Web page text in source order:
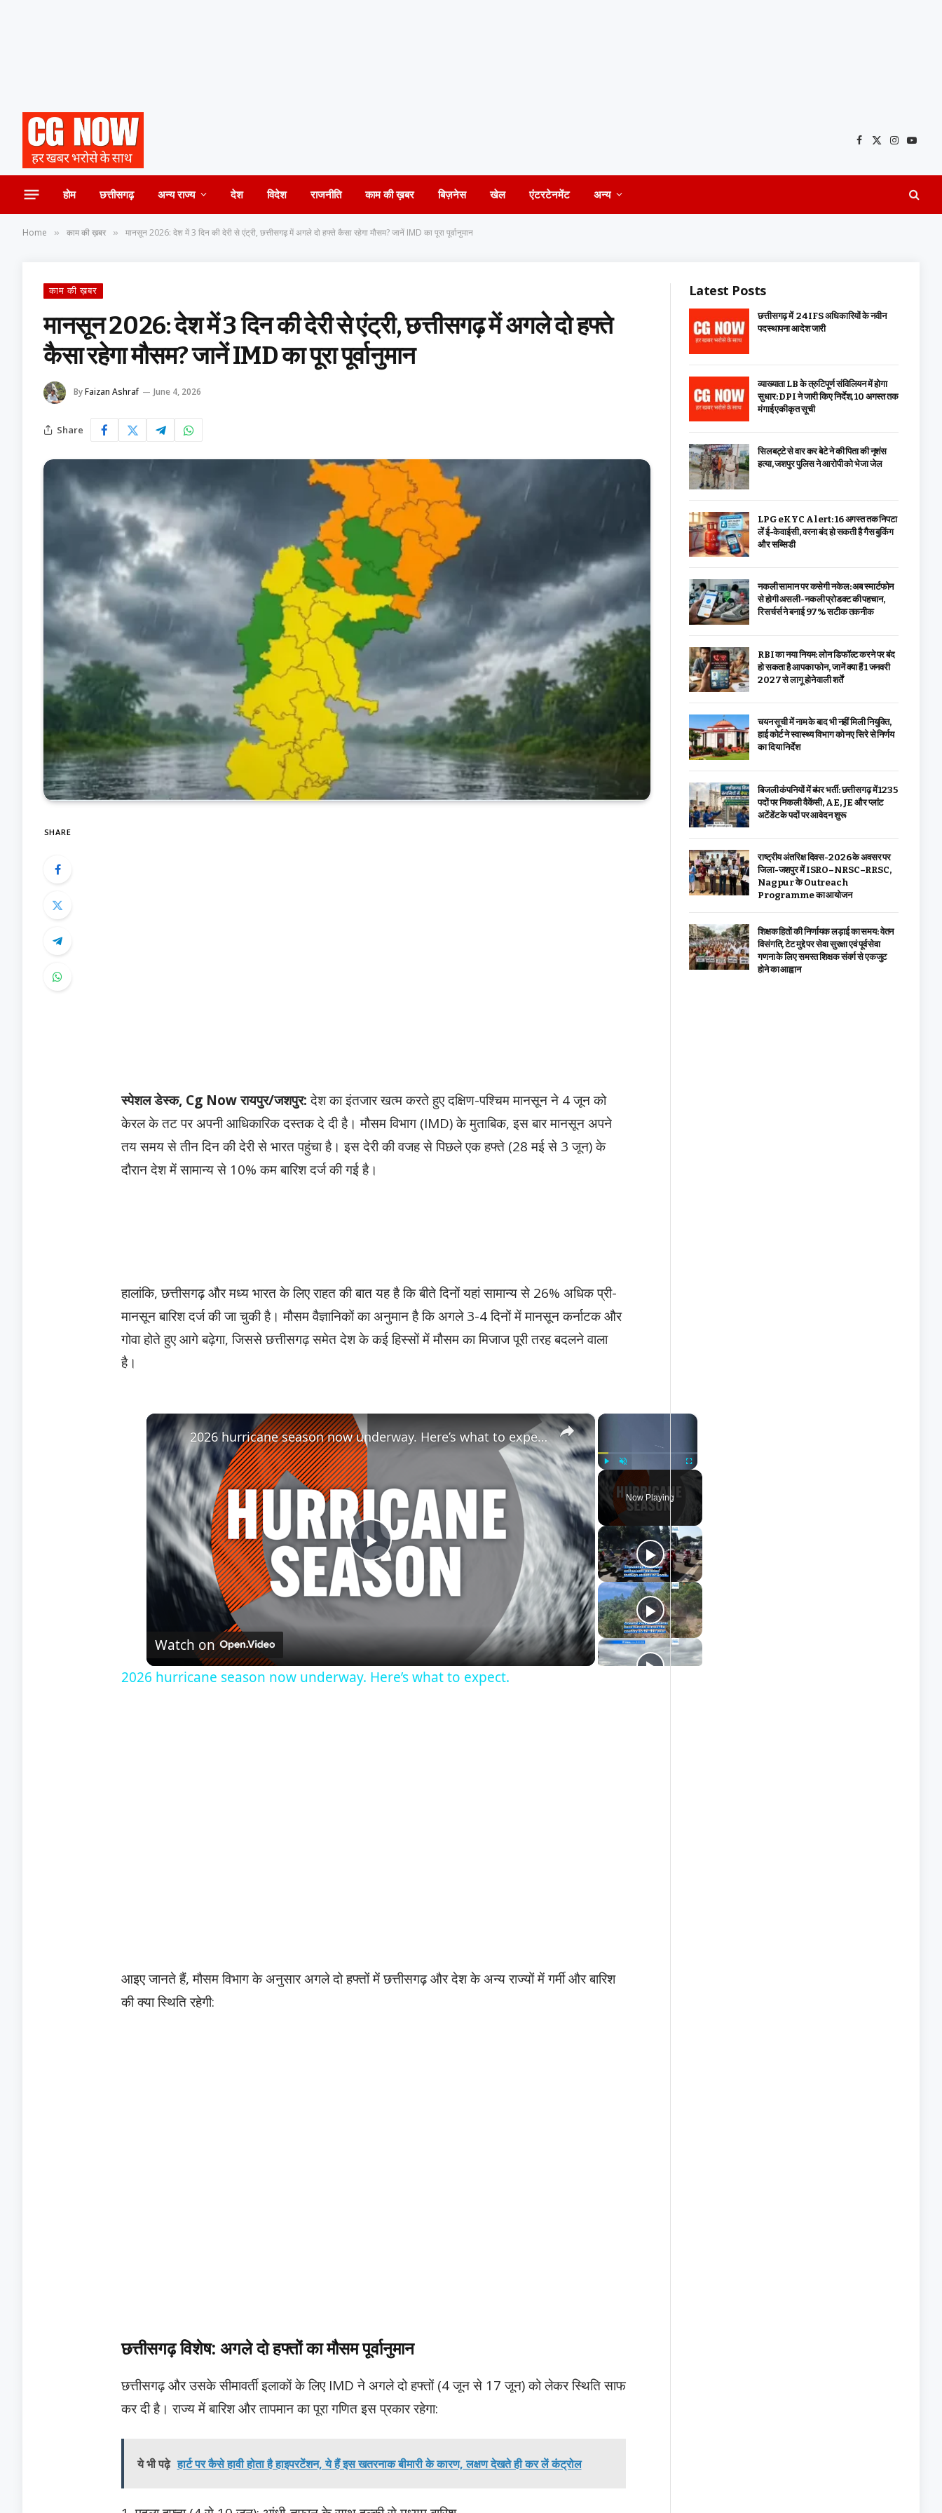
Facebook
X
Instagram
होम छत्तीसगढ़ अन्य राज्य देश विदेश राजनीति काम की ख़बर बिज़नेस खेल एंटरटेनमेंट अन्य
Home » काम की ख़बर » मानसून 2026: देश में 3 दिन की देरी से एंट्री, छत्तीसगढ़ में अगले दो हफ्ते कैसा रहेगा मौसम? जानें IMD का पूरा पूर्वानुमान
काम की ख़बर
मानसून 2026: देश में 3 दिन की देरी से एंट्री, छत्तीसगढ़ में अगले दो हफ्ते
कैसा रहेगा मौसम? जानें IMD का पूरा पूर्वानुमान
ByFaizan Ashraf June 4, 2026
Share
SHARE
स्पेशल डेस्क, Cg Nowरायपुर/जशपुर:देश का इंतजार खत्म करते हुए दक्षिण-पश्चिम मानसून ने 4 जून को
केरल के तट पर अपनी आधिकारिक दस्तक दे दी है। मौसम विभाग (IMD) के मुताबिक, इस बार मानसून अपने
तय समय से तीन दिन की देरी से भारत पहुंचा है। इस देरी की वजह से पिछले एक हफ्ते (28 मई से 3 जून) के
दौरान देश में सामान्य से 10% कम बारिश दर्ज की गई है।
​हालांकि, छत्तीसगढ़ और मध्य भारत के लिए राहत की बात यह है कि बीते दिनों यहां सामान्य से 26% अधिक प्री-
मानसून बारिश दर्ज की जा चुकी है। मौसम वैज्ञानिकों का अनुमान है कि अगले 3-4 दिनों में मानसून कर्नाटक और
गोवा होते हुए आगे बढ़ेगा, जिससे छत्तीसगढ़ समेत देश के कई हिस्सों में मौसम का मिजाज पूरी तरह बदलने वाला
है।
×
Play Unmute Fullscreen
Now Playing
×
Play
Video
2026 hurricane season now underway. Here’s what to expect.
Watch on
2026 hurricane season now underway. Here’s what to expect.
​आइए जानते हैं, मौसम विभाग के अनुसार अगले दो हफ्तों में छत्तीसगढ़ और देश के अन्य राज्यों में गर्मी और बारिश
की क्या स्थिति रहेगी:
​छत्तीसगढ़ विशेष: अगले दो हफ्तों का मौसम पूर्वानुमान
​छत्तीसगढ़ और उसके सीमावर्ती इलाकों के लिए IMD ने अगले दो हफ्तों (4 जून से 17 जून) को लेकर स्थिति साफ
कर दी है। राज्य में बारिश और तापमान का पूरा गणित इस प्रकार रहेगा:
ये भी पढ़े हार्ट पर कैसे हावी होता है हाइपरटेंशन, ये हैं इस खतरनाक बीमारी के कारण, लक्षण देखते ही कर लें कंट्रोल
Latest Posts
छत्तीसगढ़ में 24 IFS अधिकारियों के नवीन
पदस्थापना आदेश जारी
व्याख्याता LB के त्रुटिपूर्ण संविलियन में होगा
सुधार: DPI ने जारी किए निर्देश, 10 अगस्त तक
मंगाई एकीकृत सूची
सिलबट्टे से वार कर बेटे ने की पिता की नृशंस
हत्या, जशपुर पुलिस ने आरोपी को भेजा जेल
LPG eKYC Alert: 16 अगस्त तक निपटा
लें ई-केवाईसी, वरना बंद हो सकती है गैस बुकिंग
और सब्सिडी
नकली सामान पर कसेगी नकेल: अब स्मार्टफोन
से होगी असली-नकली प्रोडक्ट की पहचान,
रिसर्चर्स ने बनाई 97% सटीक तकनीक
RBI का नया नियम: लोन डिफॉल्ट करने पर बंद
हो सकता है आपका फोन, जानें क्या हैं 1 जनवरी
2027 से लागू होने वाली शर्तें
चयन सूची में नाम के बाद भी नहीं मिली नियुक्ति,
हाई कोर्ट ने स्वास्थ्य विभाग को नए सिरे से निर्णय
का दिया निर्देश
बिजली कंपनियों में बंपर भर्ती: छत्तीसगढ़ में 1235
पदों पर निकली वैकेंसी, AE, JE और प्लांट
अटेंडेंट के पदों पर आवेदन शुरू
राष्ट्रीय अंतरिक्ष दिवस-2026 के अवसर पर
जिला-जशपुर में ISRO–NRSC–RRSC,
Nagpur के Outreach
Programme का आयोजन
शिक्षक हितों की निर्णायक लड़ाई का समय: वेतन
विसंगति, टेट मुद्दे पर सेवा सुरक्षा एवं पूर्व सेवा
गणना के लिए समस्त शिक्षक संवर्ग से एकजुट
होने का आह्वान